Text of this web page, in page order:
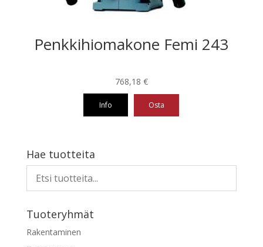
Penkkihiomakone Femi 243
768,18 €
Info Osta
Hae tuotteita
Tuoteryhmät
Rakentaminen